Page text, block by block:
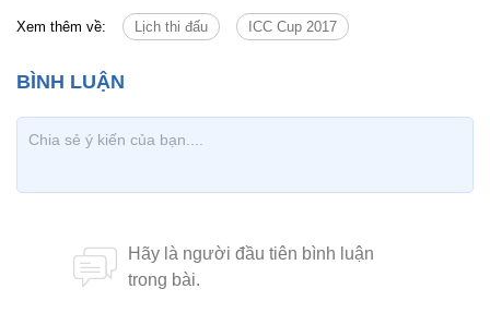
Xem thêm về: Lịch thi đấu ICC Cup 2017